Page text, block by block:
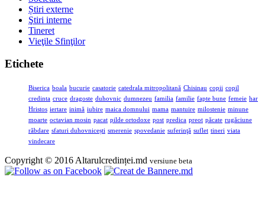
Știri externe
Ştiri interne
Tineret
Vieţile Sfinţilor
Etichete
Biserica boala bucurie casatorie catedrala mitropolitană Chisinau copii copil
credinta cruce dragoste duhovnic dumnezeu familia familie fapte bune femeie har
Hristos iertare inimă iubire maica domnului mama mantuire milostenie minune
moarte octavian mosin pacat pilde ortodoxe post predica preot păcate rugăciune
răbdare sfaturi duhovnicești smerenie spovedanie suferinţă suflet tineri viata
vindecare
Copyright © 2016 Altarulcredinței.md versiune beta